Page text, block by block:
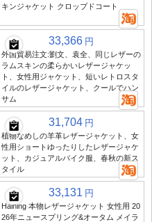
キンジャケット クロップドコート
33,366 円
外国貿易注文:劉文、袁全、同じレザーの
ラムスキンの柔らかいレザージャケッ
ト、女性用ジャケット、短いレトロスタ
イルのレザージャケット、クールでハン
サム
31,704 円
植物なめしの羊革レザージャケット、女
性用ショートゆったりしたレザージャケ
ット、カジュアルバイク服、春秋の新ス
タイル
33,131 円
Haining 本物レザージャケット 女性用 20
26年ニュースプリング&オータム メイラ